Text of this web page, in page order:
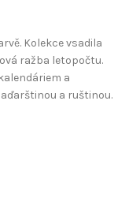
Kolekce vsadila
ražba letopočtu.
a
a ruštinou.